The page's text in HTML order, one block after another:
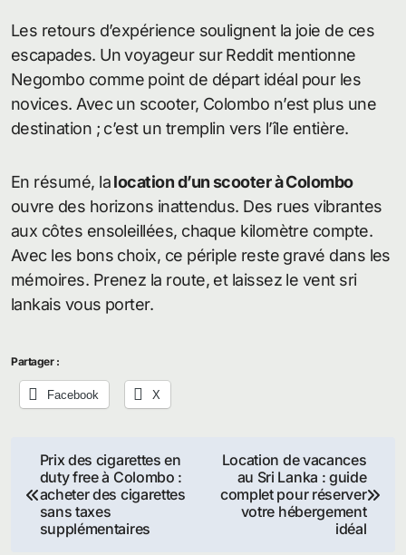
Les retours d’expérience soulignent la joie de ces
escapades. Un voyageur sur Reddit mentionne
Negombo comme point de départ idéal pour les
novices. Avec un scooter, Colombo n’est plus une
destination ; c’est un tremplin vers l’île entière.
En résumé, lalocation d’un scooter à Colombo
ouvre des horizons inattendus. Des rues vibrantes
aux côtes ensoleillées, chaque kilomètre compte.
Avec les bons choix, ce périple reste gravé dans les
mémoires. Prenez la route, et laissez le vent sri
lankais vous porter.
Partager :
Facebook X
Navigation
de
l’article
Prix des cigarettes en
duty free à Colombo :
acheter des cigarettes
sans taxes
supplémentaires
Location de vacances
au Sri Lanka : guide
complet pour réserver
votre hébergement
idéal